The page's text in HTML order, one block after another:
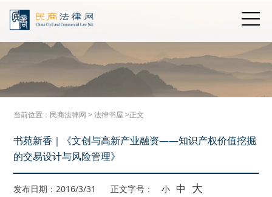
当前位置： 民商法律网 >法律书屋 >正文
书苑新香｜《文创与高新产业融资——知识产权价值挖掘
的交易设计与风险管理》
发布日期：2016/3/31 正文字号： 小 中 大